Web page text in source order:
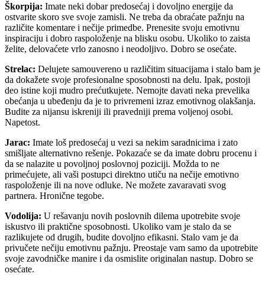
Škorpija: Imate neki dobar predosećaj i dovoljno energije da
ostvarite skoro sve svoje zamisli. Ne treba da obraćate pažnju na
različite komentare i nečije primedbe. Prenesite svoju emotivnu
inspiraciju i dobro raspoloženje na blisku osobu. Ukoliko to zaista
želite, delovaćete vrlo zanosno i neodoljivo. Dobro se osećate.
Strelac: Delujete samouvereno u različitim situacijama i stalo bam je
da dokažete svoje profesionalne sposobnosti na delu. Ipak, postoji
deo istine koji mudro prećutkujete. Nemojte davati neka prevelika
obećanja u ubeđenju da je to privremeni izraz emotivnog olakšanja.
Budite za nijansu iskreniji ili pravedniji prema voljenoj osobi.
Napetost.
Jarac: Imate loš predosećaj u vezi sa nekim saradnicima i zato
smišljate alternativno rešenje. Pokazaće se da imate dobru procenu i
da se nalazite u povoljnoj poslovnoj poziciji. Možda to ne
primećujete, ali vaši postupci direktno utiču na nečije emotivno
raspoloženje ili na nove odluke. Ne možete zavaravati svog
partnera. Hronične tegobe.
Vodolija: U rešavanju novih poslovnih dilema upotrebite svoje
iskustvo ili praktične sposobnosti. Ukoliko vam je stalo da se
razlikujete od drugih, budite dovoljno efikasni. Stalo vam je da
privučete nečiju emotivnu pažnju. Preostaje vam samo da upotrebite
svoje zavodničke manire i da osmislite originalan nastup. Dobro se
osećate.